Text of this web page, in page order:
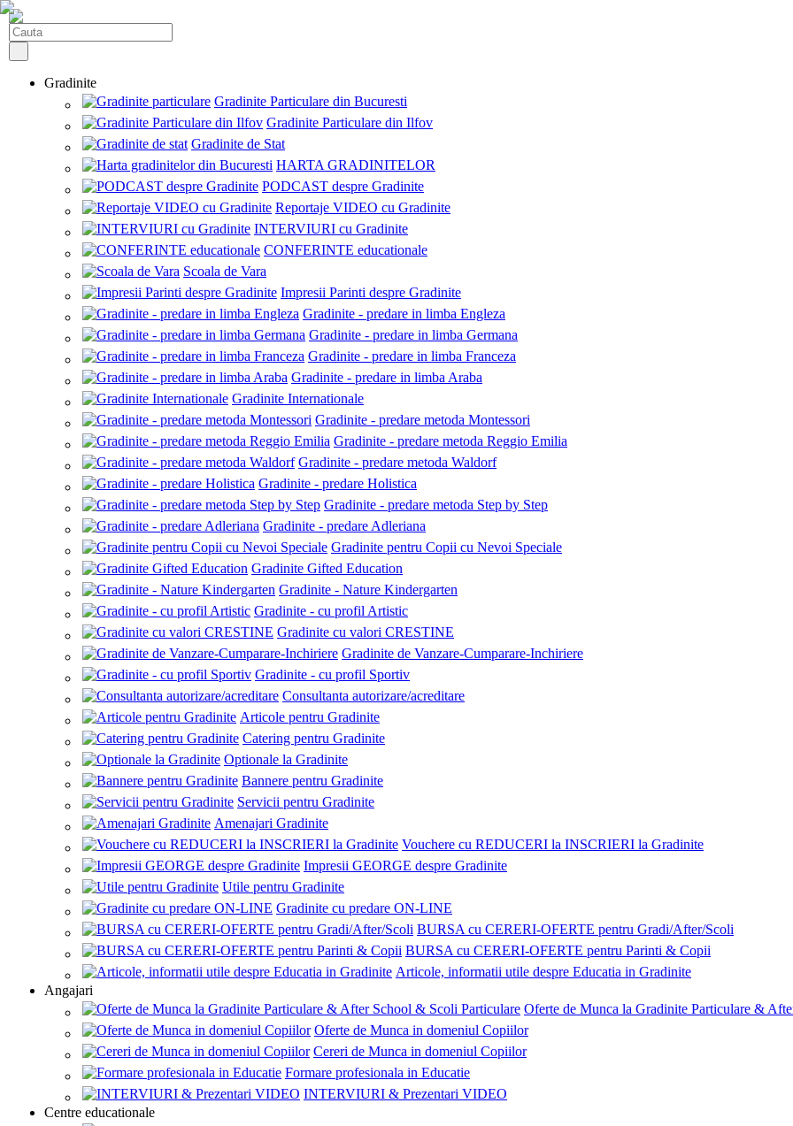
Gradinite
Gradinite Particulare din Bucuresti
Gradinite Particulare din Ilfov
Gradinite de Stat
HARTA GRADINITELOR
PODCAST despre Gradinite
Reportaje VIDEO cu Gradinite
INTERVIURI cu Gradinite
CONFERINTE educationale
Scoala de Vara
Impresii Parinti despre Gradinite
Gradinite - predare in limba Engleza
Gradinite - predare in limba Germana
Gradinite - predare in limba Franceza
Gradinite - predare in limba Araba
Gradinite Internationale
Gradinite - predare metoda Montessori
Gradinite - predare metoda Reggio Emilia
Gradinite - predare metoda Waldorf
Gradinite - predare Holistica
Gradinite - predare metoda Step by Step
Gradinite - predare Adleriana
Gradinite pentru Copii cu Nevoi Speciale
Gradinite Gifted Education
Gradinite - Nature Kindergarten
Gradinite - cu profil Artistic
Gradinite cu valori CRESTINE
Gradinite de Vanzare-Cumparare-Inchiriere
Gradinite - cu profil Sportiv
Consultanta autorizare/acreditare
Articole pentru Gradinite
Catering pentru Gradinite
Optionale la Gradinite
Bannere pentru Gradinite
Servicii pentru Gradinite
Amenajari Gradinite
Vouchere cu REDUCERI la INSCRIERI la Gradinite
Impresii GEORGE despre Gradinite
Utile pentru Gradinite
Gradinite cu predare ON-LINE
BURSA cu CERERI-OFERTE pentru Gradi/After/Scoli
BURSA cu CERERI-OFERTE pentru Parinti & Copii
Articole, informatii utile despre Educatia in Gradinite
Angajari
Oferte de Munca la Gradinite Particulare &
Oferte de Munca in domeniul Copiilor
Cereri de Munca in domeniul Copiilor
Formare profesionala in Educatie
INTERVIURI & Prezentari VIDEO
Centre educationale